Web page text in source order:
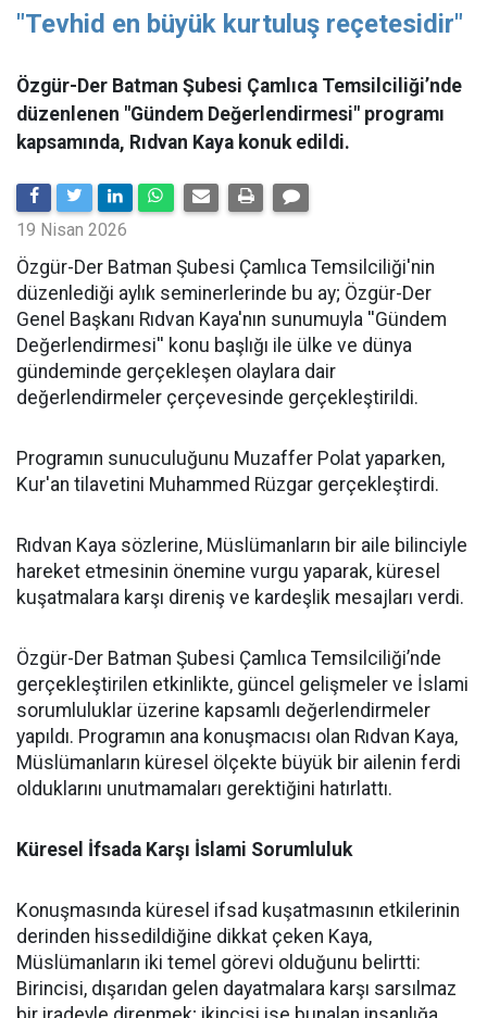
"Tevhid en büyük kurtuluş reçetesidir"
Özgür-Der Batman Şubesi Çamlıca Temsilciliği’nde
düzenlenen "Gündem Değerlendirmesi" programı
kapsamında, Rıdvan Kaya konuk edildi.
19 Nisan 2026
​Özgür-Der Batman Şubesi Çamlıca Temsilciliği'nin
düzenlediği aylık seminerlerinde bu ay; Özgür-Der
Genel Başkanı Rıdvan Kaya'nın sunumuyla ''Gündem
Değerlendirmesi'' konu başlığı ile ülke ve dünya
gündeminde gerçekleşen olaylara dair
değerlendirmeler çerçevesinde gerçekleştirildi.
Programın sunuculuğunu Muzaffer Polat yaparken,
Kur'an tilavetini Muhammed Rüzgar gerçekleştirdi.
Rıdvan Kaya sözlerine, Müslümanların bir aile bilinciyle
hareket etmesinin önemine vurgu yaparak, küresel
kuşatmalara karşı direniş ve kardeşlik mesajları verdi.
Özgür-Der Batman Şubesi Çamlıca Temsilciliği’nde
gerçekleştirilen etkinlikte, güncel gelişmeler ve İslami
sorumluluklar üzerine kapsamlı değerlendirmeler
yapıldı. Programın ana konuşmacısı olan Rıdvan Kaya,
Müslümanların küresel ölçekte büyük bir ailenin ferdi
olduklarını unutmamaları gerektiğini hatırlattı.
Küresel İfsada Karşı İslami Sorumluluk
Konuşmasında küresel ifsad kuşatmasının etkilerinin
derinden hissedildiğine dikkat çeken Kaya,
Müslümanların iki temel görevi olduğunu belirtti:
Birincisi, dışarıdan gelen dayatmalara karşı sarsılmaz